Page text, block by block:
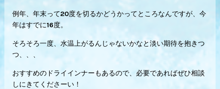
例年、年末って20度を切るかどうかってところなんですが、今
年はすでに16度。
そろそろ一度、水温上がるんじゃないかなと淡い期待を抱きつ
つ、、、
おすすめのドライインナーもあるので、必要であればぜひ相談
しにきてくださーい！